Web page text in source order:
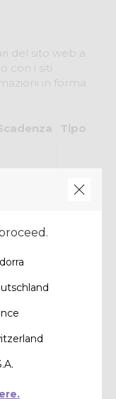
del sito web a
con i siti
in forma
Tipo
anni
giorno